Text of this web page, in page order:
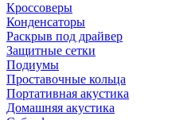
Кроссоверы
Конденсаторы
Раскрыв под драйвер
Защитные сетки
Подиумы
Проставочные кольца
Портативная акустика
Домашняя акустика